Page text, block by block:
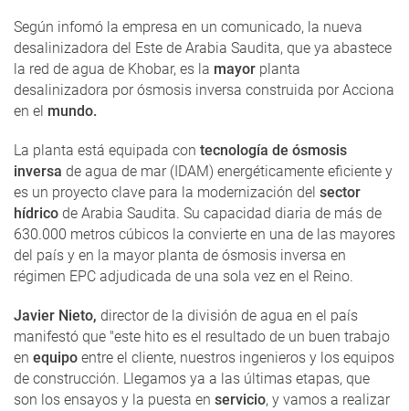
Según infomó la empresa en un comunicado, la nueva
desalinizadora del Este de Arabia Saudita, que ya abastece
la red de agua de Khobar, es la mayor planta
desalinizadora por ósmosis inversa construida por Acciona
en el mundo.
La planta está equipada con tecnología de ósmosis
inversa de agua de mar (IDAM) energéticamente eficiente y
es un proyecto clave para la modernización del sector
hídrico de Arabia Saudita. Su capacidad diaria de más de
630.000 metros cúbicos la convierte en una de las mayores
del país y en la mayor planta de ósmosis inversa en
régimen EPC adjudicada de una sola vez en el Reino.
Javier Nieto, director de la división de agua en el país
manifestó que "este hito es el resultado de un buen trabajo
en equipo entre el cliente, nuestros ingenieros y los equipos
de construcción. Llegamos ya a las últimas etapas, que
son los ensayos y la puesta en servicio, y vamos a realizar